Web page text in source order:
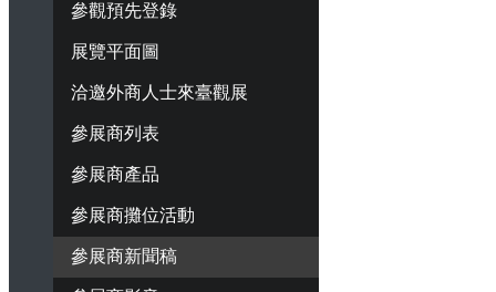
參觀預先登錄
展覽平面圖
洽邀外商人士來臺觀展
參展商列表
參展商產品
參展商攤位活動
參展商新聞稿